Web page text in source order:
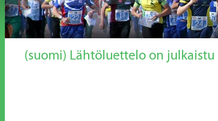
(suomi) Lähtöluettelo on julkaistu